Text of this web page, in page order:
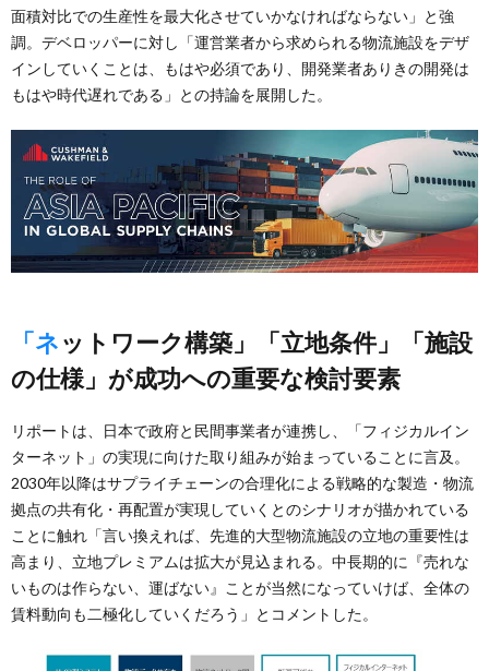
面積対比での生産性を最大化させていかなければならない」と強
調。デベロッパーに対し「運営業者から求められる物流施設をデザ
インしていくことは、もはや必須であり、開発業者ありきの開発は
もはや時代遅れである」との持論を展開した。
「ネットワーク構築」「立地条件」「施設
の仕様」が成功への重要な検討要素
リポートは、日本で政府と民間事業者が連携し、「フィジカルイン
ターネット」の実現に向けた取り組みが始まっていることに言及。
2030年以降はサプライチェーンの合理化による戦略的な製造・物流
拠点の共有化・再配置が実現していくとのシナリオが描かれている
ことに触れ「言い換えれば、先進的大型物流施設の立地の重要性は
高まり、立地プレミアムは拡大が見込まれる。中長期的に『売れな
いものは作らない、運ばない』ことが当然になっていけば、全体の
賃料動向も二極化していくだろう」とコメントした。